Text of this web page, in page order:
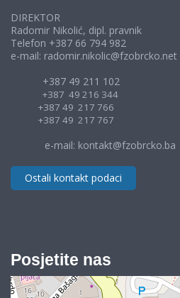
DIREKTOR
Radomir Nikolić, dipl. pravnik
Telefon +387 66 794 982
e-mail: radomir.nikolic@fzobrcko.net
+387 49 211 102
+387 49 216 344
+387 49 217 766
+387 49 217 767
e-mail: kontakt@fzobrcko.ba
Ostali kontakt podaci
Posjetite nas